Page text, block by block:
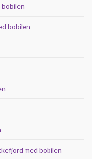
bobilen
bobilen
med bobilen